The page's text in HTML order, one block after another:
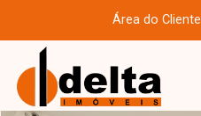
Área do Cliente